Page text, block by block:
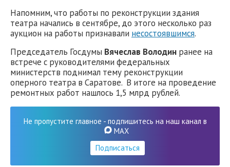
Напомним, что работы по реконструкции здания
театра начались в сентябре, до этого несколько раз
аукцион на работы признавали несостоявшимся.
Председатель Госдумы Вячеслав Володин ранее на
встрече с руководителями федеральных
министерств поднимал тему реконструкции
оперного театра в Саратове. В итоге на проведение
ремонтных работ нашлось 1,5 млрд рублей.
Не пропустите главное - подпишитесь на наш канал в
MAX
Подписаться